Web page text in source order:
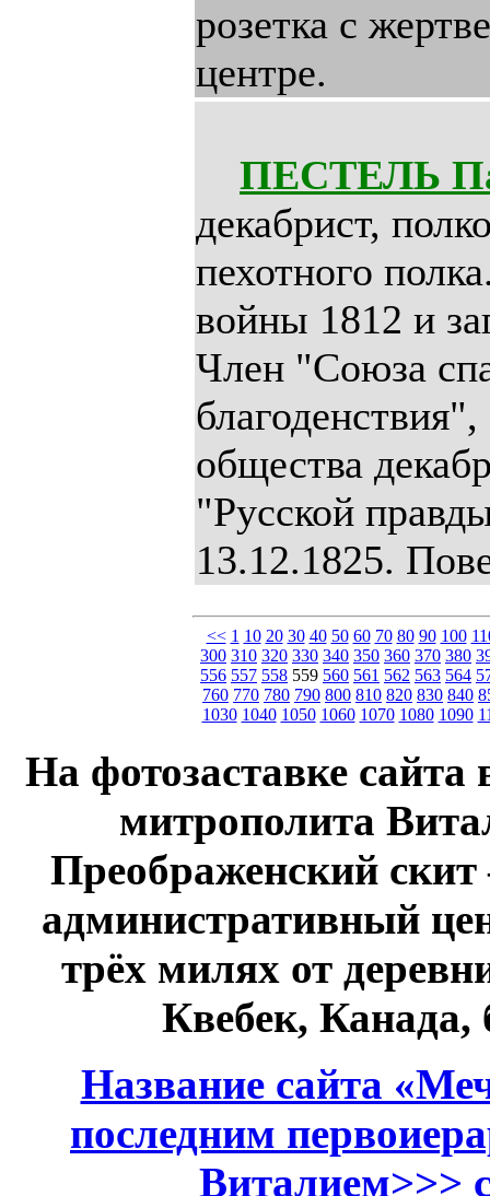
розетка с
центре.
ПЕСТЕЛЬ
декабрист,
пехотного
войны 1812 и
Член "Союза
общества
"Русской
13.12.1825.
<< 1 10 20 30 40 50 60 70 80 90 100
300 310 320 330 340 350 360 370 380
556 557 558 559 560 561 562 563 564
760 770 780 790 800 810 820 830 840
1030 1040 1050 1060 1070 1080 1090
На фотозаставке сайта
митрополита
Преображенский
административный
трёх милях от
Квебек,
Название сайта
последним
Виталием>>>